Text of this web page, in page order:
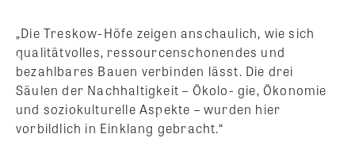
„Die Treskow-Höfe zeigen anschaulich, wie sich
qualitätvolles, ressourcenschonendes und
bezahlbares Bauen verbinden lässt. Die drei
Säulen der Nachhaltigkeit – Ökolo- gie, Ökonomie
und soziokulturelle Aspekte – wurden hier
vorbildlich in Einklang gebracht.“